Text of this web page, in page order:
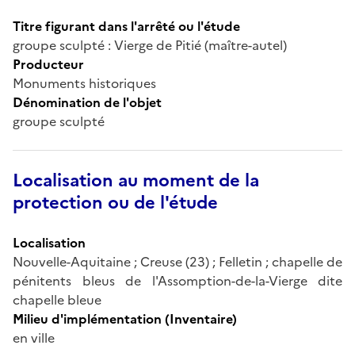
Titre figurant dans l'arrêté ou l'étude
groupe sculpté : Vierge de Pitié (maître-autel)
Producteur
Monuments historiques
Dénomination de l'objet
groupe sculpté
Localisation au moment de la
protection ou de l'étude
Localisation
Nouvelle-Aquitaine ; Creuse (23) ; Felletin ; chapelle de
pénitents bleus de l'Assomption-de-la-Vierge dite
chapelle bleue
Milieu d'implémentation (Inventaire)
en ville